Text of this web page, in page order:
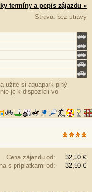
termíny a popis zájazdu »
Strava: bez stravy
užite si aquapark plný
je k dispozícii vo
Cena zájazdu od:
32,50 €
s príplatkami od:
32,50 €